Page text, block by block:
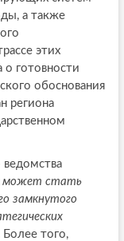
а также
этих
о готовности
обоснования
региона
ведомства
может стать
замкнутого
Более того,